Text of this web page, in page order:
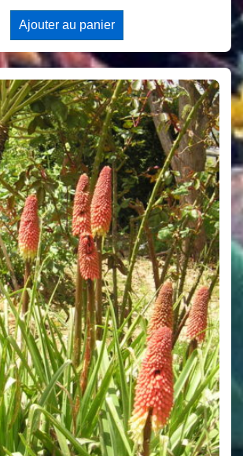
Ajouter au panier